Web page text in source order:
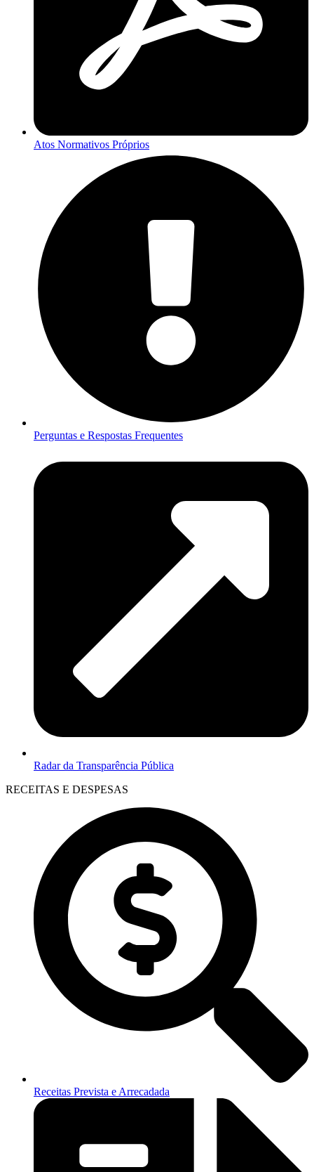
Atos Normativos Próprios
Perguntas e Respostas Frequentes
Radar da Transparência Pública
RECEITAS E DESPESAS
Receitas Prevista e Arrecadada